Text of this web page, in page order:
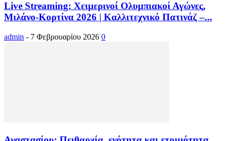
Live Streaming: Χειμερινοί Ολυμπιακοί Αγώνες,
Μιλάνο-Κορτίνα 2026 | Καλλιτεχνικό Πατινάζ –...
admin - 7 Φεβρουαρίου 2026 0